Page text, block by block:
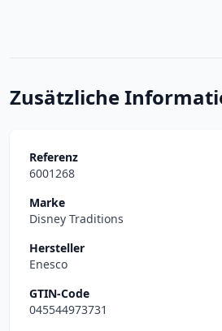
Zusätzliche
Referenz
6001268
Marke
Disney Traditions
Hersteller
Enesco
GTIN-Code
045544973731